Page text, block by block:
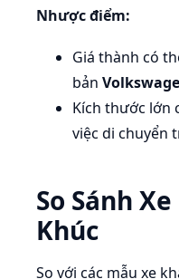
Nhược điểm:
Giá thành có
bản
Kích thước lớn
việc di chuyển
So Sánh
Khúc
So với các mẫu xe